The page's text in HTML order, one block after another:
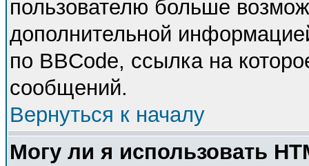
пользователю больше
дополнительной
по BBCode, ссылка на
сообщений.
Вернуться к началу
Могу ли я использовать